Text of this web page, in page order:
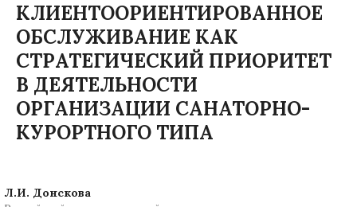
КЛИЕНТООРИЕНТИРОВАННОЕ
ОБСЛУЖИВАНИЕ КАК
СТРАТЕГИЧЕСКИЙ ПРИОРИТЕТ
В ДЕЯТЕЛЬНОСТИ
ОРГАНИЗАЦИИ САНАТОРНО-
КУРОРТНОГО ТИПА
Л.И. Донскова